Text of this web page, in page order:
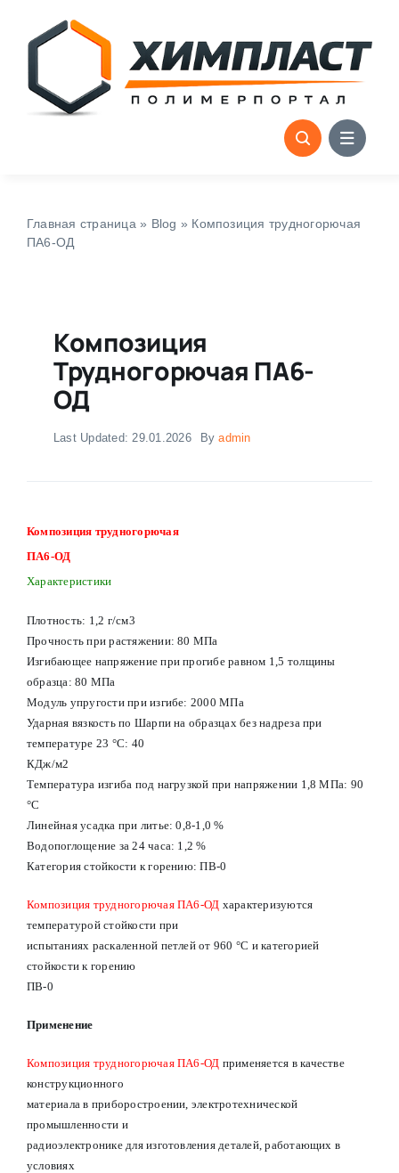
content
Главная страница » Blog » Композиция трудногорючая
ПА6-ОД
Композиция
Трудногорючая ПА6-
ОД
Last Updated: 29.01.2026 Byadmin
Композиция трудногорючая
ПА6-ОД
Характеристики
Плотность: 1,2 г/см3
Прочность при растяжении: 80 МПа
Изгибающее напряжение при прогибе равном 1,5 толщины
образца: 80 МПа
Модуль упругости при изгибе: 2000 МПа
Ударная вязкость по Шарпи на образцах без надреза при
температуре 23 °С: 40
КДж/м2
Температура изгиба под нагрузкой при напряжении 1,8 МПа: 90
°С
Линейная усадка при литье: 0,8-1,0 %
Водопоглощение за 24 часа: 1,2 %
Категория стойкости к горению: ПВ-0
Композиция трудногорючая ПА6-ОД характеризуются
температурой стойкости при
испытаниях раскаленной петлей от 960 °С и категорией
стойкости к горению
ПВ-0
Применение
Композиция трудногорючая ПА6-ОД применяется в качестве
конструкционного
материала в приборостроении, электротехнической
промышленности и
радиоэлектронике для изготовления деталей, работающих в
условиях